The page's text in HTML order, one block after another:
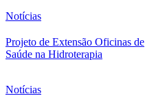
Notícias
Projeto de Extensão Oficinas de
Saúde na Hidroterapia
Notícias